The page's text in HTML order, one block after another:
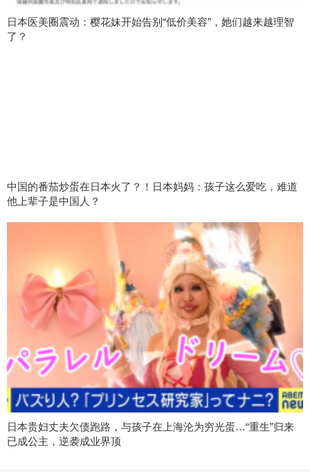
日本医美圈震动：樱花妹开始告别“低价美容”，她们越来越理智
了？
中国的番茄炒蛋在日本火了？！日本妈妈：孩子这么爱吃，难道
他上辈子是中国人？
日本贵妇丈夫欠债跑路，与孩子在上海沦为穷光蛋…“重生”归来
已成公主，逆袭成业界顶